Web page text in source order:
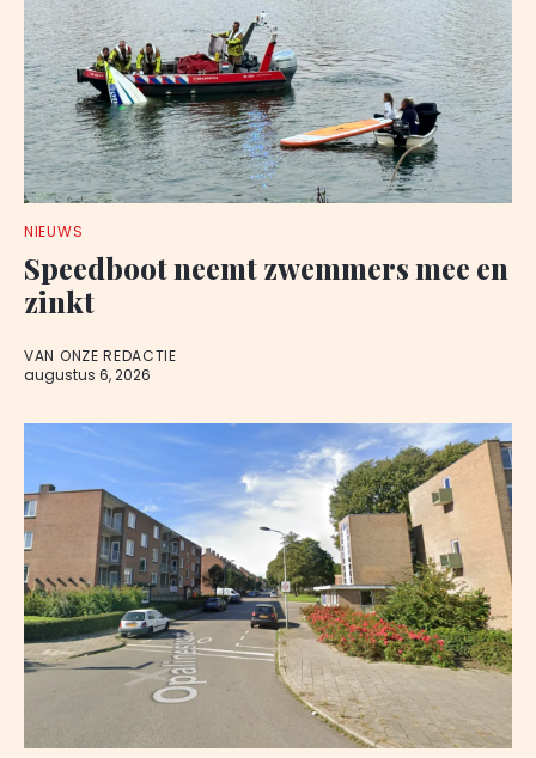
NIEUWS
Speedboot neemt zwemmers mee en
zinkt
VAN ONZE REDACTIE
augustus 6, 2026